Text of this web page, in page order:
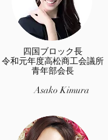
四国ブロック長
令和元年度高松商工会議所
青年部会長
Asako Kimura